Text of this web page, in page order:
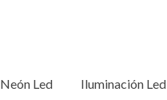
Neón Led Iluminación Led